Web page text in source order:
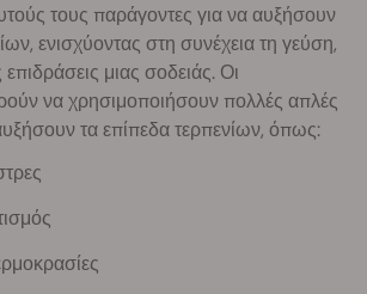
τους παράγοντες για να αυξήσουν
ενισχύοντας στη συνέχεια τη γεύση,
μιας σοδειάς. Οι
να χρησιμοποιήσουν πολλές απλές
τα επίπεδα τερπενίων, όπως: